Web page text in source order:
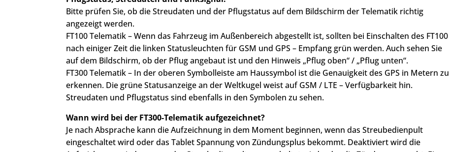
Bitte prüfen Sie, ob die Streudaten und der Pflugstatus auf dem Bildschirm der Telematik richtig
angezeigt werden.
FT100 Telematik – Wenn das Fahrzeug im Außenbereich abgestellt ist, sollten bei Einschalten des FT100
nach einiger Zeit die linken Statusleuchten für GSM und GPS – Empfang grün werden. Auch sehen Sie
auf dem Bildschirm, ob der Pflug angebaut ist und den Hinweis „Pflug oben“ / „Pflug unten“.
FT300 Telematik – In der oberen Symbolleiste am Haussymbol ist die Genauigkeit des GPS in Metern zu
erkennen. Die grüne Statusanzeige an der Weltkugel weist auf GSM / LTE – Verfügbarkeit hin.
Streudaten und Pflugstatus sind ebenfalls in den Symbolen zu sehen.
Wann wird bei der FT300-Telematik aufgezeichnet?
Je nach Absprache kann die Aufzeichnung in dem Moment beginnen, wenn das Streubedienpult
eingeschaltet wird oder das Tablet Spannung von Zündungsplus bekommt. Deaktiviert wird die